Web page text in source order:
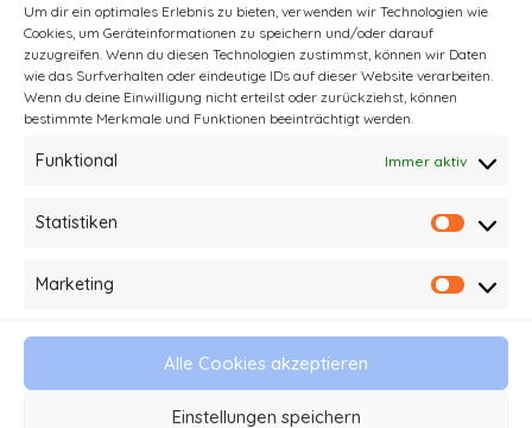
Um dir ein optimales Erlebnis zu bieten, verwenden wir Technologien wie
Cookies, um Geräteinformationen zu speichern und/oder darauf
zuzugreifen. Wenn du diesen Technologien zustimmst, können wir Daten
wie das Surfverhalten oder eindeutige IDs auf dieser Website verarbeiten.
Wenn du deine Einwilligung nicht erteilst oder zurückziehst, können
bestimmte Merkmale und Funktionen beeinträchtigt werden.
Funktional Immer aktiv
Statistiken
Marketing
Alle Cookies akzeptieren
Einstellungen speichern
© 2026 My happy Sunshine - Stefanie Kathi